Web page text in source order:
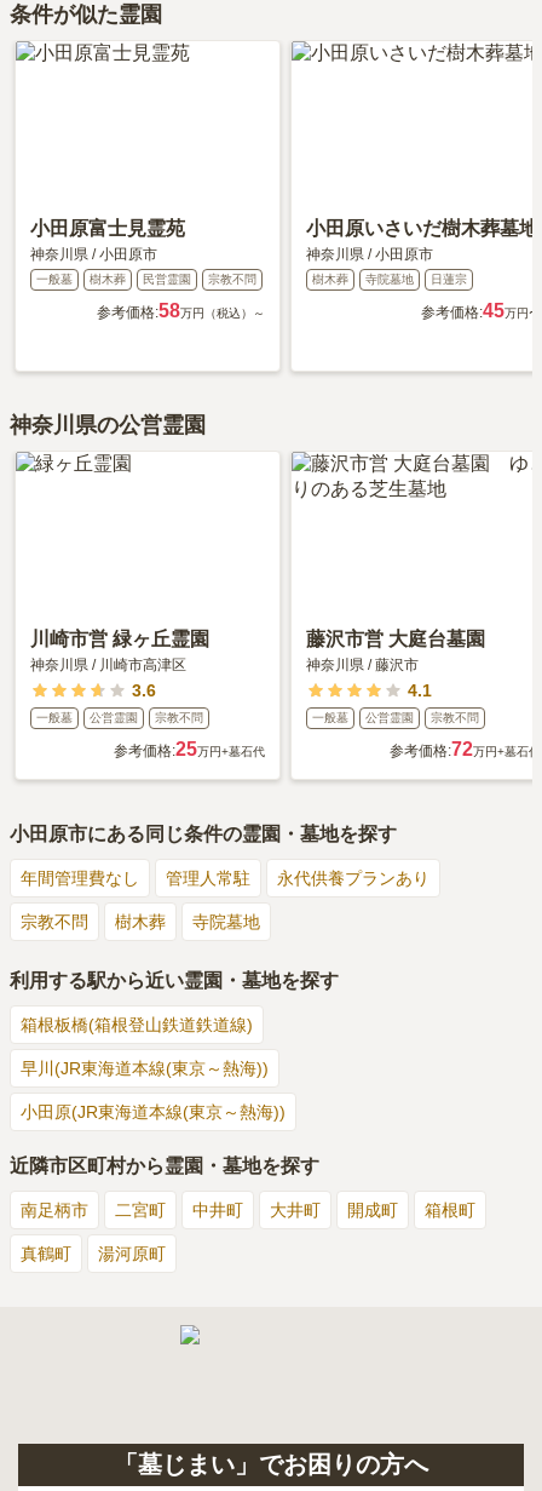
ット＆デメリット・仕組みを解説
は、約59万円です。
永代供養について詳しく知りたい方は『永代供養墓をわかりやすく
解説！ 』をご覧ください。
条件が似た霊園
小田原富士見霊苑
神奈川県 /小田原市
一般墓 樹木葬 民営霊園 宗教不問
参考価格:58万円（税込）～
小田原いさいだ樹木葬墓地
神奈川県 /小田原市
樹木葬 寺院墓地 日蓮宗
参考価格:45万円〜
神奈川県の公営霊園
川崎市営 緑ヶ丘霊園
神奈川県 / 川崎市高津区
3.6
一般墓 公営霊園 宗教不問
参考価格:25万円+墓石代
藤沢市営 大庭台墓園
神奈川県 /藤沢市
4.1
一般墓 公営霊園 宗教不問
参考価格:72万円+墓石代
小田原市にある同じ条件の霊園・墓地を探す
年間管理費なし 管理人常駐 永代供養プランあり
宗教不問 樹木葬 寺院墓地
利用する駅から近い霊園・墓地を探す
箱根板橋(箱根登山鉄道鉄道線)
早川(JR東海道本線(東京～熱海))
小田原(JR東海道本線(東京～熱海))
近隣市区町村から霊園・墓地を探す
南足柄市 二宮町 中井町 大井町 開成町 箱根町
真鶴町 湯河原町
「墓じまい」でお困りの方へ